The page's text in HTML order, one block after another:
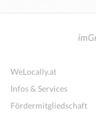
WeLocally.at
Infos & Services
Fördermitgliedschaft